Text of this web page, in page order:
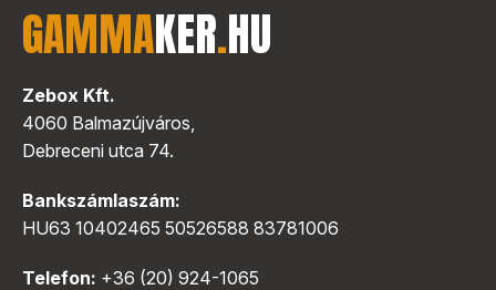
GAMMAKER.HU
Zebox Kft.
4060 Balmazújváros,
Debreceni utca 74.
Bankszámlaszám:
HU63 10402465 50526588 83781006
Telefon: +36 (20) 924-1065